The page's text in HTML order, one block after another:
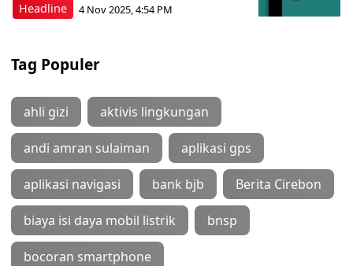
Headline 4 Nov 2025, 4:54 PM
Tag Populer
ahli gizi aktivis lingkungan
andi amran sulaiman aplikasi gps
aplikasi navigasi bank bjb Berita Cirebon
biaya isi daya mobil listrik bnsp
bocoran smartphone